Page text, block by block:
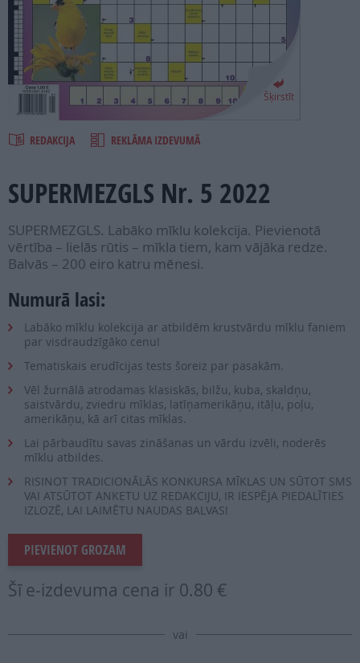
SEARCH
Šķirstīt
REDAKCIJA REKLĀMA IZDEVUMĀ
SUPERMEZGLS Nr. 5 2022
SUPERMEZGLS. Labāko mīklu kolekcija. Pievienotā
vērtība – lielās rūtis – mīkla tiem, kam vājāka redze.
Balvās – 200 eiro katru mēnesi.
Numurā lasi:
Labāko mīklu kolekcija ar atbildēm krustvārdu mīklu faniem
par visdraudzīgāko cenu!
Tematiskais erudīcijas tests šoreiz par pasakām.
Vēl žurnālā atrodamas klasiskās, bilžu, kuba, skaldņu,
saistvārdu, zviedru mīklas, latīņamerikāņu, itāļu, poļu,
amerikāņu, kā arī citas mīklas.
Lai pārbaudītu savas zināšanas un vārdu izvēli, noderēs
mīklu atbildes.
RISINOT TRADICIONĀLĀS KONKURSA MĪKLAS UN SŪTOT SMS
VAI ATSŪTOT ANKETU UZ REDAKCIJU, IR IESPĒJA PIEDALĪTIES
IZLOZĒ, LAI LAIMĒTU NAUDAS BALVAS!
PIEVIENOT GROZAM
Šī e-izdevuma cena ir 0.80 €
vai